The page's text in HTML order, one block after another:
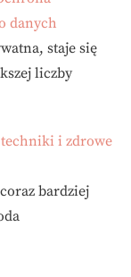
danych
staje się
liczby
techniki i zdrowe
bardziej